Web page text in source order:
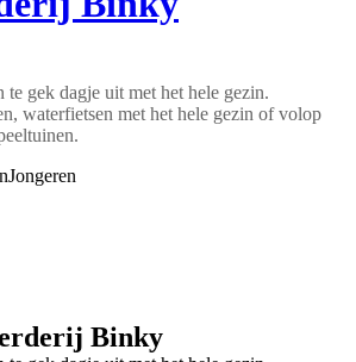
gek dagje uit met het hele gezin.
waterfietsen met het hele gezin of volop
Jongeren
Binky